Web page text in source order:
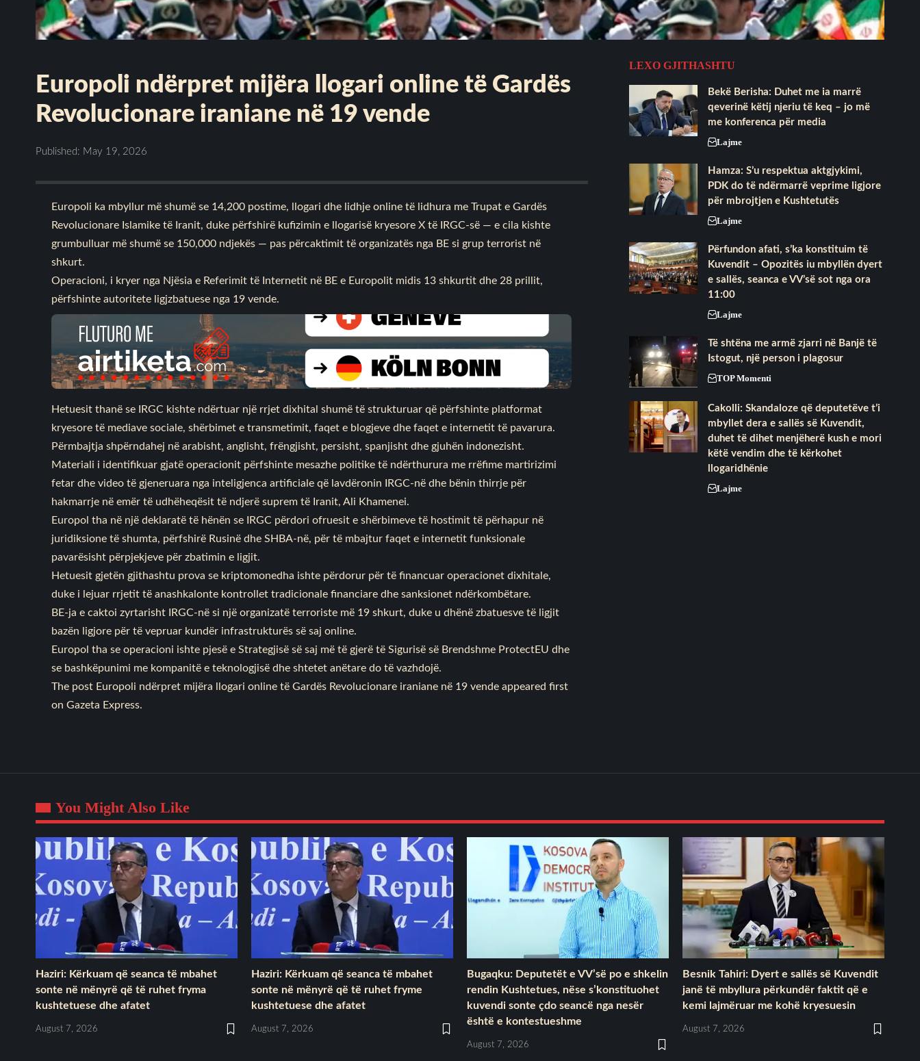
Europoli ndërpret mijëra llogari online të Gardës
Revolucionare iraniane në 19 vende
Published: May 19, 2026
Europoli ka mbyllur më shumë se 14,200 postime, llogari dhe lidhje online të lidhura me Trupat e Gardës
Revolucionare Islamike të Iranit, duke përfshirë kufizimin e llogarisë kryesore X të IRGC-së — e cila kishte
grumbulluar më shumë se 150,000 ndjekës — pas përcaktimit të organizatës nga BE si grup terrorist në
shkurt.
Operacioni, i kryer nga Njësia e Referimit të Internetit në BE e Europolit midis 13 shkurtit dhe 28 prillit,
përfshinte autoritete ligjzbatuese nga 19 vende.
Hetuesit thanë se IRGC kishte ndërtuar një rrjet dixhital shumë të strukturuar që përfshinte platformat
kryesore të mediave sociale, shërbimet e transmetimit, faqet e blogjeve dhe faqet e internetit të pavarura.
Përmbajtja shpërndahej në arabisht, anglisht, frëngjisht, persisht, spanjisht dhe gjuhën indonezisht.
Materiali i identifikuar gjatë operacionit përfshinte mesazhe politike të ndërthurura me rrëfime martirizimi
fetar dhe video të gjeneruara nga inteligjenca artificiale që lavdëronin IRGC-në dhe bënin thirrje për
hakmarrje në emër të udhëheqësit të ndjerë suprem të Iranit, Ali Khamenei.
Europol tha në një deklaratë të hënën se IRGC përdori ofruesit e shërbimeve të hostimit të përhapur në
juridiksione të shumta, përfshirë Rusinë dhe SHBA-në, për të mbajtur faqet e internetit funksionale
pavarësisht përpjekjeve për zbatimin e ligjit.
Hetuesit gjetën gjithashtu prova se kriptomonedha ishte përdorur për të financuar operacionet dixhitale,
duke i lejuar rrjetit të anashkalonte kontrollet tradicionale financiare dhe sanksionet ndërkombëtare.
BE-ja e caktoi zyrtarisht IRGC-në si një organizatë terroriste më 19 shkurt, duke u dhënë zbatuesve të ligjit
bazën ligjore për të vepruar kundër infrastrukturës së saj online.
Europol tha se operacioni ishte pjesë e Strategjisë së saj më të gjerë të Sigurisë së Brendshme ProtectEU dhe
se bashkëpunimi me kompanitë e teknologjisë dhe shtetet anëtare do të vazhdojë.
The post Europoli ndërpret mijëra llogari online të Gardës Revolucionare iraniane në 19 vende appeared first
onGazeta Express.
LEXO GJITHASHTU
Bekë Berisha: Duhet me ia marrë
qeverinë këtij njeriu të keq – jo më
me konferenca për media
Lajme
Hamza: S’u respektua aktgjykimi,
PDK do të ndërmarrë veprime ligjore
për mbrojtjen e Kushtetutës
Lajme
Përfundon afati, s’ka konstituim të
Kuvendit – Opozitës iu mbyllën dyert
e sallës, seanca e VV’së sot nga ora
11:00
Lajme
Të shtëna me armë zjarri në Banjë të
Istogut, një person i plagosur
TOP Momenti
Cakolli: Skandaloze që deputetëve t’i
mbyllet dera e sallës së Kuvendit,
duhet të dihet menjëherë kush e mori
këtë vendim dhe të kërkohet
llogaridhënie
Lajme
You Might Also Like
Haziri: Kërkuam që seanca të mbahet
sonte në mënyrë që të ruhet fryma
kushtetuese dhe afatet
August 7, 2026
Haziri: Kërkuam që seanca të mbahet
sonte në mënyrë që të ruhet fryme
kushtetuese dhe afatet
August 7, 2026
Bugaqku: Deputetët e VV’së po e shkelin
rendin Kushtetues, nëse s’konstituohet
kuvendi sonte çdo seancë nga nesër
është e kontestueshme
August 7, 2026
Besnik Tahiri: Dyert e sallës së Kuvendit
janë të mbyllura përkundër faktit që e
kemi lajmëruar me kohë kryesuesin
August 7, 2026